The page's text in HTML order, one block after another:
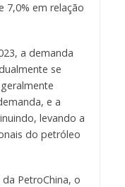
7,0% em relação
a demanda
se
e a
levando a
do petróleo
PetroChina, o